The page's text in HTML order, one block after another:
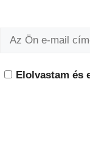
Elolvastam és